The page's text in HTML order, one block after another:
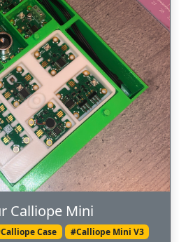
Calliope Mini
Case
#Calliope Mini V3